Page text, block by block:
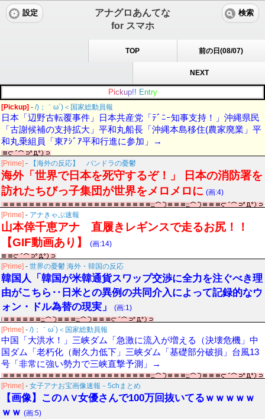
アナグロあんてな
for スマホ
設定 検索
TOP 前の日(08/07)
NEXT
Pic kup!! Entry
[Pickup] - /)；｀ω´)＜国家総動員報
日本「辺野古転覆事件」日本共産党「ﾃﾞﾆｰ知事支持！」沖縄県民
「古謝候補の支持拡大」平和丸船長「沖縄本島移住(農家廃業」平
和丸乗組員「東ｱｼﾞｱ平和行進に参加」→
[Prime] - 【海外の反応】 パンドラの憂鬱
海外「世界で日本を死守するぞ！」 日本の消防署を
訪れたちびっ子集団が世界をメロメロに (画:4)
[Prime] - アナきゃぷ速報
山本倖千恵アナ 直履きレギンスで走るお尻！！
【GIF動画あり】
(画:14)
[Prime] - 世界の憂鬱 海外・韓国の反応
韓国人「韓国が米韓通貨スワップ交渉に全力を注ぐべき理
由がこちら‥日米との異例の共同介入によって記録的なウ
ォン・ドル為替の現実」
(画:1)
[Prime] - /)；｀ω´)＜国家総動員報
中国「大洪水！」三峡ダム「急激に流入が増える（決壊危機」中
国ダム「老朽化（耐久力低下」三峡ダム「基礎部分破損」台風13
号「非常に強い勢力で三峡直撃予測」→
[Prime] - 女子アナお宝画像速報－5chまとめ
【画像】この∧∨女優さんで100万回抜いてるｗｗｗｗｗ
ｗｗ (画:5)